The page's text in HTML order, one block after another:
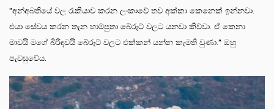
"අන්අබතියේ වල රැකියාව කරන ලංකාවේ තව අක්කා කෙනෙක් ඉන්නවා.
එයා සේවය කරන තැන හාම්පුතා බේරූට් වලට යනවා කිව්වා. ඒ කෙනා
මාවයි මගේ බිරිඳවයි බේරූට් වලට එක්කන් යන්න කැමති වුණා." ඔහු
පැවසුවේය.